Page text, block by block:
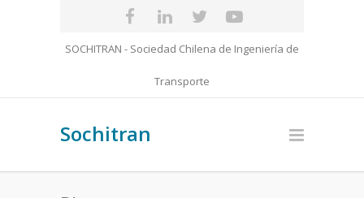
SOCHITRAN - Sociedad Chilena de Ingeniería de
Transporte
Sochitran